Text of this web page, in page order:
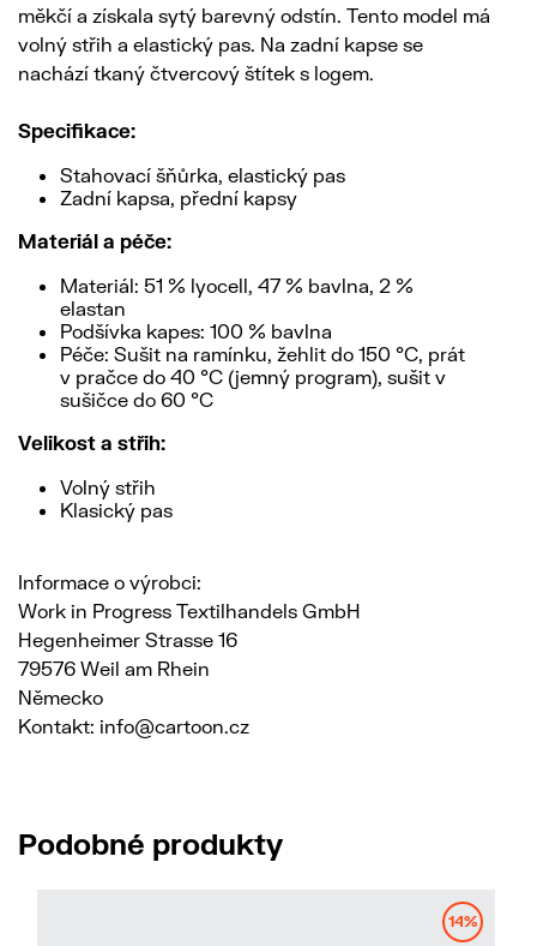
měkčí a získala sytý barevný odstín. Tento model má
volný střih a elastický pas. Na zadní kapse se
nachází tkaný čtvercový štítek s logem.
Specifikace:
Stahovací šňůrka, elastický pas
Zadní kapsa, přední kapsy
Materiál a péče:
Materiál: 51 % lyocell, 47 % bavlna, 2 %
elastan
Podšívka kapes: 100 % bavlna
Péče: Sušit na ramínku, žehlit do 150 °C, prát
v pračce do 40 °C (jemný program), sušit v
sušičce do 60 °C
Velikost a střih:
Volný střih
Klasický pas
Informace o výrobci:
Work in Progress Textilhandels GmbH
Hegenheimer Strasse 16
79576 Weil am Rhein
Německo
Kontakt: info@cartoon.cz
Podobné produkty
14%